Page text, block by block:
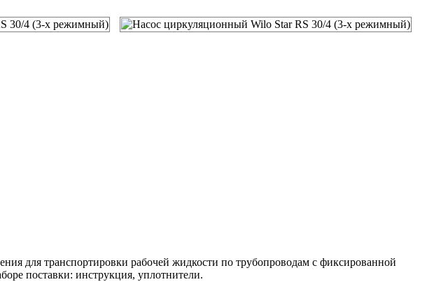
для транспортировки рабочей жидкости по трубопроводам с фиксированной
поставки: инструкция, уплотнители.